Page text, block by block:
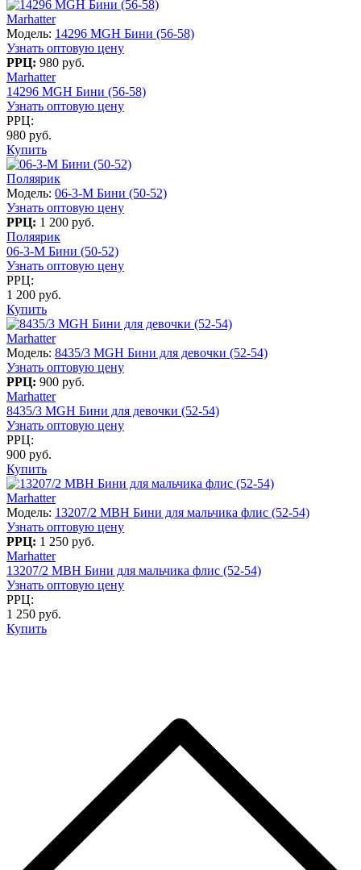
Marhatter
Модель: 14296 MGH Бини (56-58)
Узнать оптовую цену
РРЦ: 980 руб.
Marhatter
14296 MGH Бини (56-58)
Узнать оптовую цену
РРЦ:
980 руб.
Купить
Поляярик
Модель: 06-3-M Бини (50-52)
Узнать оптовую цену
РРЦ: 1 200 руб.
Поляярик
06-3-M Бини (50-52)
Узнать оптовую цену
РРЦ:
1 200 руб.
Купить
Marhatter
Модель: 8435/3 MGH Бини для девочки (52-54)
Узнать оптовую цену
РРЦ: 900 руб.
Marhatter
8435/3 MGH Бини для девочки (52-54)
Узнать оптовую цену
РРЦ:
900 руб.
Купить
Marhatter
Модель: 13207/2 MBH Бини для мальчика флис (52-54)
Узнать оптовую цену
РРЦ: 1 250 руб.
Marhatter
13207/2 MBH Бини для мальчика флис (52-54)
Узнать оптовую цену
РРЦ:
1 250 руб.
Купить